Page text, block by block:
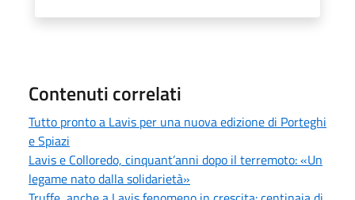
Contenuti correlati
Tutto pronto a Lavis per una nuova edizione di Porteghi
e Spiazi
Lavis e Colloredo, cinquant’anni dopo il terremoto: «Un
legame nato dalla solidarietà»